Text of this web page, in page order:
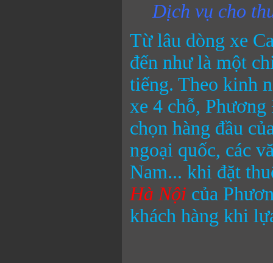
Dịch vụ cho
Từ lâu dòng xe
đến như là một
tiếng. Theo kinh
xe 4 chỗ,
chọn hàng đầu
ngoại quốc, các
Nam... khi đặt
Hà Nội của
khách hàng khi